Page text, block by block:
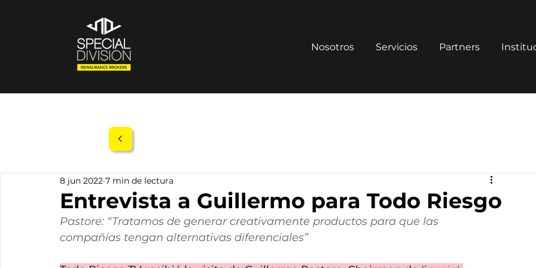
Nosotros Servicios Partners
Entrevista a Guillermo para Todo Riesgo
8 jun 2022 7 min de lectura
Pastore: “Tratamos de generar creativamente productos para que las
compañías tengan alternativas diferenciales”